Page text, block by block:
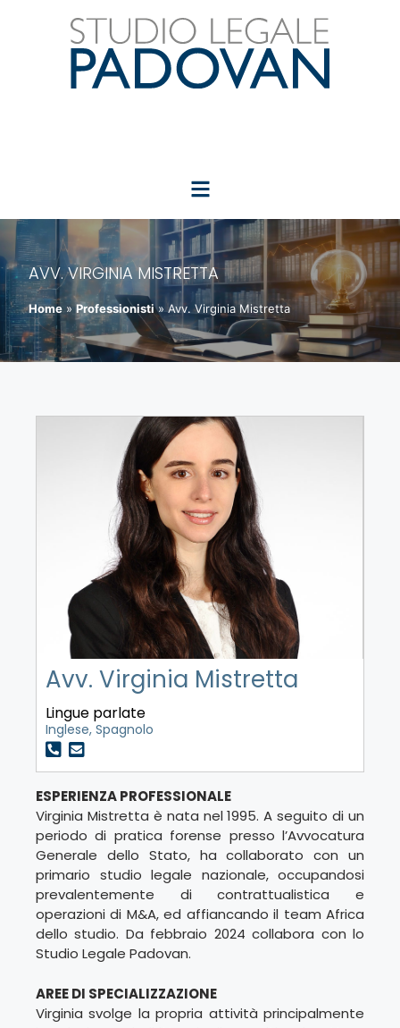
AVV. VIRGINIA MISTRETTA
Home » Professionisti » Avv. Virginia Mistretta
Avv. Virginia Mistretta
Lingue parlate
Inglese, Spagnolo
ESPERIENZA PROFESSIONALE
Virginia Mistretta è nata nel 1995. A seguito di un
periodo di pratica forense presso l’Avvocatura
Generale dello Stato, ha collaborato con un
primario studio legale nazionale, occupandosi
prevalentemente di contrattualistica e
operazioni di M&A, ed affiancando il team Africa
dello studio. Da febbraio 2024 collabora con lo
Studio Legale Padovan.
AREE DI SPECIALIZZAZIONE
Virginia svolge la propria attività principalmente